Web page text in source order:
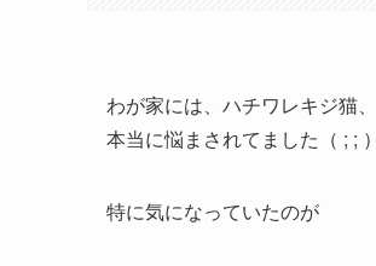
わが家には、ハチワレキジ猫
本当に悩まされてました（ ; ; ）
特に気になっていたのが